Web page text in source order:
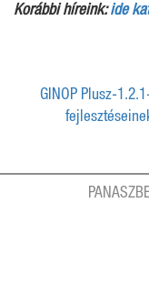
Korábbi híreink:ide
GINOP Plusz-